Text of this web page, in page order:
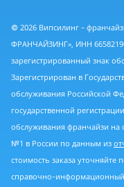
© 2026 Випсилинг -
ФРАНЧАЙЗИНГ», ИНН
зарегистрированный знак
Зарегистрирован в
обслуживания Российской
государственной
обслуживания франчайзи на
№1 в России по данным из
стоимость заказа уточняйте
справочно-информационный